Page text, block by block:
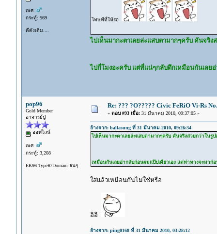
เพศ:
กระทู้: 569
ดีดังเดิม....
โทษทีที่ให้รอ
ไปเห็นมากะตาเลยล่ะแสบตามากๆครับ คันจริ
ไปกี่โมงอะครับ แต่ที่แน่ๆกลับดึกเหมือนกันเล
pop96
Gold Member
อาจารย์ปู่
ออฟไลน์
เพศ:
กระทู้: 3,208
EK96 TypeR/Domani จนๆ
Re: ??? ?O????? Civic FeRiO Vi-Rs
« ตอบ #93 เมื่อ:31 มีนาคม 2010, 09:37:05 »
อ้างจาก: ballasung ที่ 31 มีนาคม 2010, 09:26:34
ไปเห็นมากะตาเลยล่ะแสบตามากๆครับ คันจริงสวยกว่าใน
เหมือนกันเลยอ่ากลับก่อนผมแป๊ปเดียวเอง แต่ท่าทางจะมา
ใส่แล้วเหมือนกันไม่ใช่หรือ
อิอิ
อ้างจาก: ping0168 ที่ 31 มีนาคม 2010, 03:28:12